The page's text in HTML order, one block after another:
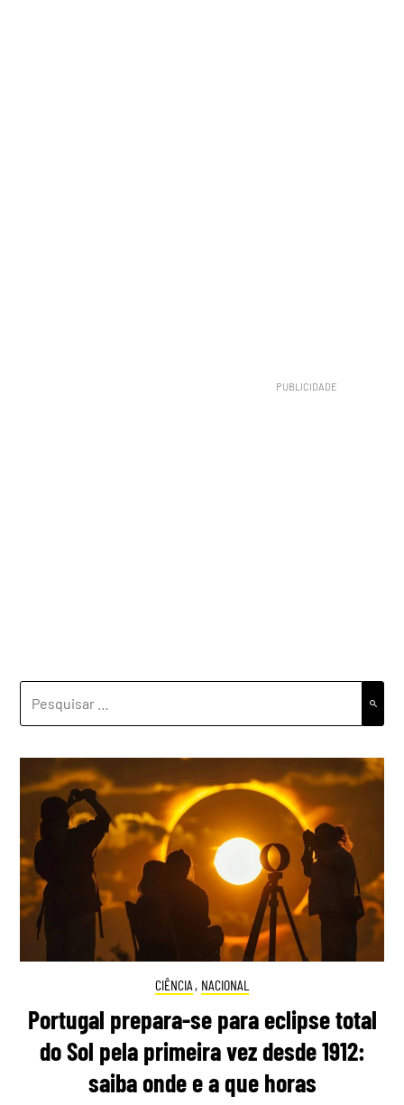
CIÊNCIA , NACIONAL
Portugal prepara-se para eclipse total
do Sol pela primeira vez desde 1912:
saiba onde e a que horas